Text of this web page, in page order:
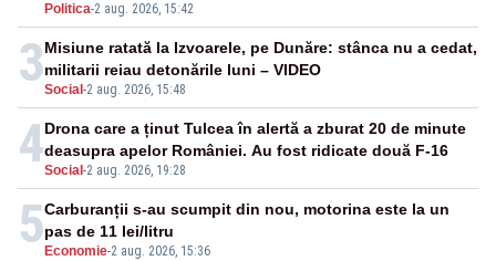
Politica-2 aug. 2026, 15:42
3Social -2 aug. 2026, 15:48
Misiune ratată la Izvoarele, pe Dunăre: stânca nu a cedat,
militarii reiau detonările luni – VIDEO
4Social -2 aug. 2026, 19:28
Drona care a ținut Tulcea în alertă a zburat 20 de minute
deasupra apelor României. Au fost ridicate două F-16
5 Economie-2 aug. 2026, 15:36
Carburanții s-au scumpit din nou, motorina este la un
pas de 11 lei/litru